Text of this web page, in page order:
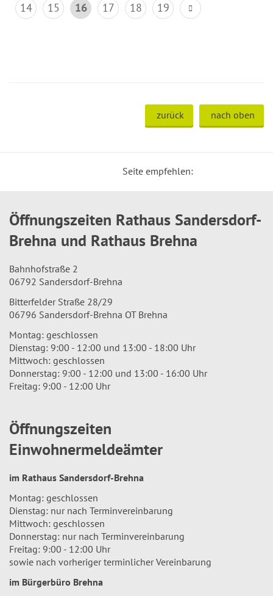
14
15 16 17 18 19
zurück nach oben
Seite empfehlen:
Öffnungszeiten Rathaus Sandersdorf-
Brehna und Rathaus Brehna
Bahnhofstraße 2
06792 Sandersdorf-Brehna
Bitterfelder Straße 28/29
06796 Sandersdorf-Brehna OT Brehna
Montag: geschlossen
Dienstag: 9:00 - 12:00 und 13:00 - 18:00 Uhr
Mittwoch: geschlossen
Donnerstag: 9:00 - 12:00 und 13:00 - 16:00 Uhr
Freitag: 9:00 - 12:00 Uhr
Öffnungszeiten
Einwohnermeldeämter
im Rathaus Sandersdorf-Brehna
Montag: geschlossen
Dienstag: nur nach Terminvereinbarung
Mittwoch: geschlossen
Donnerstag: nur nach Terminvereinbarung
Freitag: 9:00 - 12:00 Uhr
sowie nach vorheriger terminlicher Vereinbarung
im Bürgerbüro Brehna